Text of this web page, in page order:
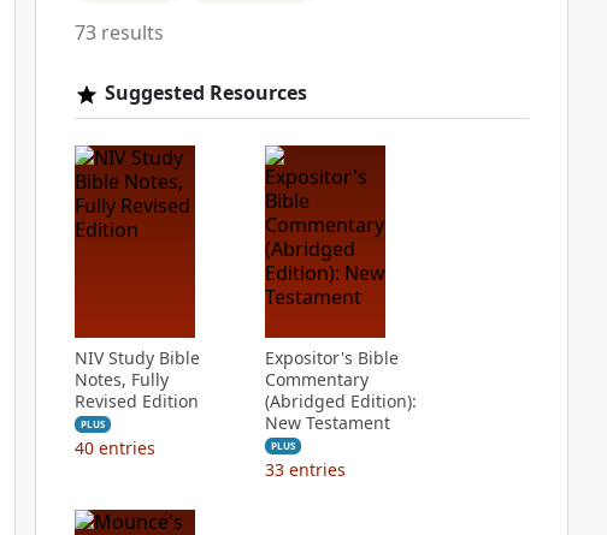
73 results
Suggested Resources
NIV Study Bible
Notes, Fully
Revised Edition
PLUS
40 entries
Expositor's Bible
Commentary
(Abridged Edition):
New Testament
PLUS
33 entries